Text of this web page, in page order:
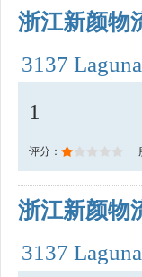
浙江新颜物
3137
1
评分：
浙江新颜物
3137